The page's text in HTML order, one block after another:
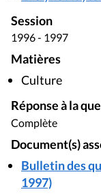
Session
1996 - 1997
Matières
Culture
Réponse à la
Complète
Document(s)
Bulletin des
1997)